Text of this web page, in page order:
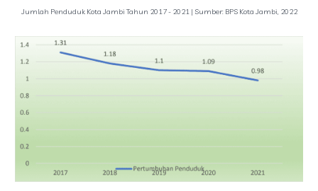
Jumlah Penduduk Kota Jambi Tahun 2017 - 2021 | Sumber: BPS Kota Jambi, 2022